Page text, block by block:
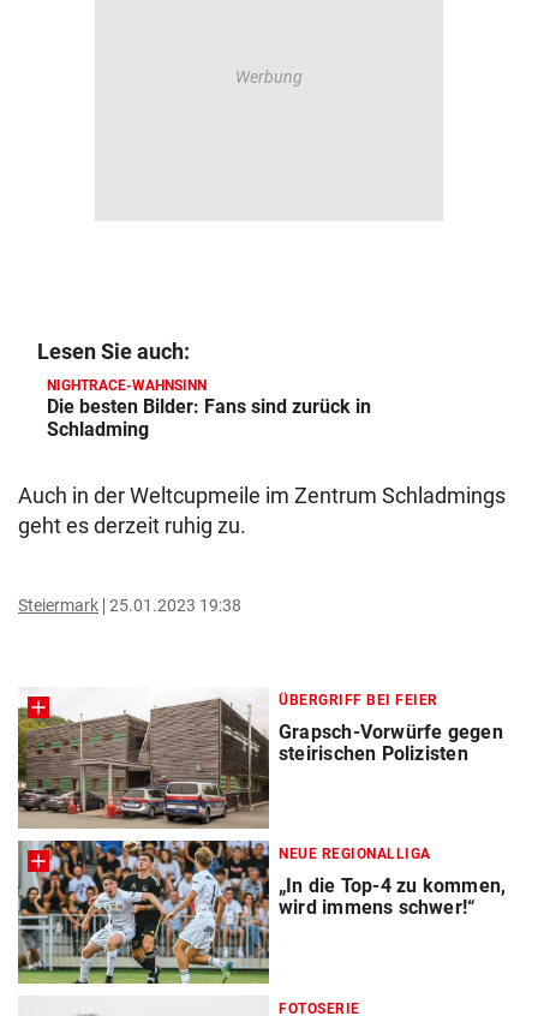
Lesen Sie auch:
NIGHTRACE-WAHNSINN
Die besten Bilder: Fans sind zurück in
Schladming
Auch in der Weltcupmeile im Zentrum Schladmings
geht es derzeit ruhig zu.
Steiermark 25.01.2023 19:38
ÜBERGRIFF BEI FEIER
Grapsch-Vorwürfe gegen
steirischen Polizisten
NEUE REGIONALLIGA
„In die Top-4 zu kommen,
wird immens schwer!“
FOTOSERIE